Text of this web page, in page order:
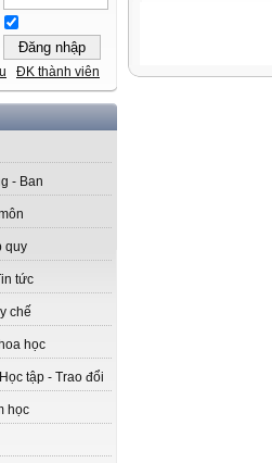
ĐK thành viên
- Ban
quy
tức
chế
học
tập - Trao đổi
học